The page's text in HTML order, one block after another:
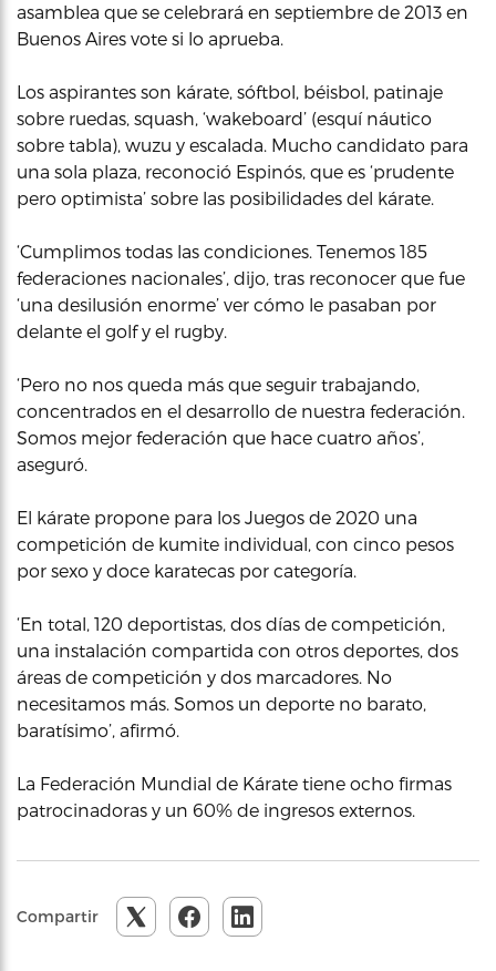
asamblea que se celebrará en septiembre de 2013 en
Buenos Aires vote si lo aprueba.
Los aspirantes son kárate, sóftbol, béisbol, patinaje
sobre ruedas, squash, ‘wakeboard’ (esquí náutico
sobre tabla), wuzu y escalada. Mucho candidato para
una sola plaza, reconoció Espinós, que es ‘prudente
pero optimista’ sobre las posibilidades del kárate.
‘Cumplimos todas las condiciones. Tenemos 185
federaciones nacionales’, dijo, tras reconocer que fue
‘una desilusión enorme’ ver cómo le pasaban por
delante el golf y el rugby.
‘Pero no nos queda más que seguir trabajando,
concentrados en el desarrollo de nuestra federación.
Somos mejor federación que hace cuatro años’,
aseguró.
El kárate propone para los Juegos de 2020 una
competición de kumite individual, con cinco pesos
por sexo y doce karatecas por categoría.
‘En total, 120 deportistas, dos días de competición,
una instalación compartida con otros deportes, dos
áreas de competición y dos marcadores. No
necesitamos más. Somos un deporte no barato,
baratísimo’, afirmó.
La Federación Mundial de Kárate tiene ocho firmas
patrocinadoras y un 60% de ingresos externos.
Compartir